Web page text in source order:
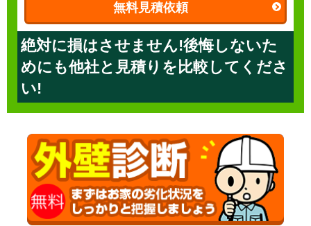
無料見積依頼
絶対に損はさせません!後悔しないた
めにも他社と見積りを比較してくださ
い!